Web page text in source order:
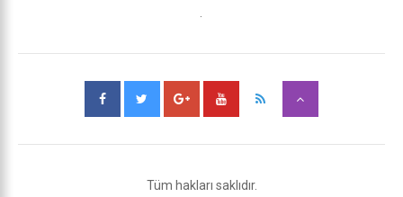
Tüm hakları saklıdır.